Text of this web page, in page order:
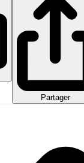
Partager